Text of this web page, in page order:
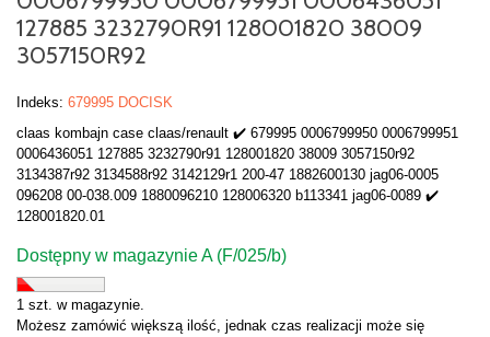
127885 3232790R91 128001820 38009
3057150R92
Indeks: 679995 DOCISK
claas kombajn case claas/renault ✔️ 679995 0006799950 0006799951
0006436051 127885 3232790r91 128001820 38009 3057150r92
3134387r92 3134588r92 3142129r1 200-47 1882600130 jag06-0005
096208 00-038.009 1880096210 128006320 b113341 jag06-0089 ✔️
128001820.01
Dostępny w magazynie A (F/025/b)
1 szt. w magazynie.
Możesz zamówić większą ilość, jednak czas realizacji może się